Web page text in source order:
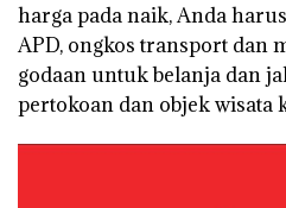
harga pada naik, Anda
APD, ongkos transport dan
godaan untuk belanja dan
pertokoan dan objek wisata